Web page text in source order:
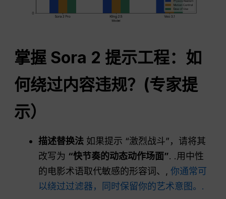
掌握 Sora 2 提示工程：如
何绕过内容违规？(专家提
示）
描述替换法 如果提示 “激烈战斗”，请将其
改写为 “快节奏的动态动作场面”. .用中性
的电影术语取代敏感的形容词、,你通常可
以绕过过滤器，同时保留你的艺术意图。.